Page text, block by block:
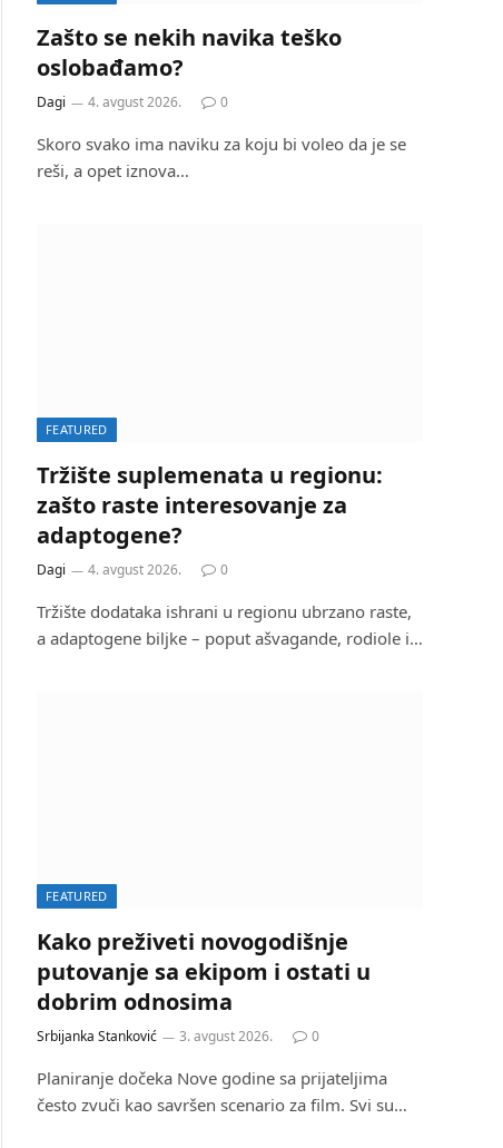
Zašto se nekih navika teško
oslobađamo?
Dagi 4. avgust 2026. 0
Skoro svako ima naviku za koju bi voleo da je se
reši, a opet iznova…
FEATURED
Tržište suplemenata u regionu:
zašto raste interesovanje za
adaptogene?
Dagi 4. avgust 2026. 0
Tržište dodataka ishrani u regionu ubrzano raste,
a adaptogene biljke – poput ašvagande, rodiole i…
FEATURED
Kako preživeti novogodišnje
putovanje sa ekipom i ostati u
dobrim odnosima
Srbijanka Stanković 3. avgust 2026. 0
Planiranje dočeka Nove godine sa prijateljima
često zvuči kao savršen scenario za film. Svi su…